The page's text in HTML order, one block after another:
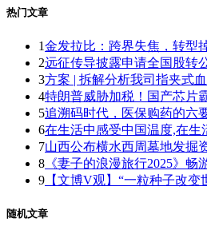
热门文章
1金发拉比：跨界失焦，转型
2远征传导披露申请全国股转
3方案 | 拆解分析我司指夹式
4特朗普威胁加税！国产芯片
5追溯码时代，医保购药的六
6在生活中感受中国温度,在生
7山西公布横水西周墓地发掘
8 《妻子的浪漫旅行2025》
9 【文博V观】“一粒种子改
随机文章